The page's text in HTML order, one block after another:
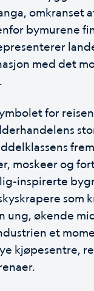
omkranset
bymurene
med det
for
moskeer og
inspirerte
som
ung, økende
et
kjøpesentre,